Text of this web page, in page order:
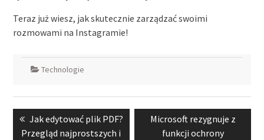
Teraz już wiesz, jak skutecznie zarządzać swoimi
rozmowami na Instagramie!
Technologie
Nawigacja
wpisu
Previous
post:
Jak edytować plik PDF?
Przegląd najprostszych i
Next
post:
Microsoft rezygnuje z
funkcji ochrony